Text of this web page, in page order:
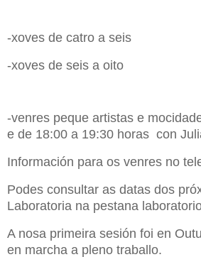
-xoves de catro a seis
-xoves de seis a oito
-venres peque artistas e
e de 18:00 a 19:30 horas con
Información para os venres no
Podes consultar as datas dos
Laboratoria na pestana
A nosa primeira sesión foi en
en marcha a pleno traballo.